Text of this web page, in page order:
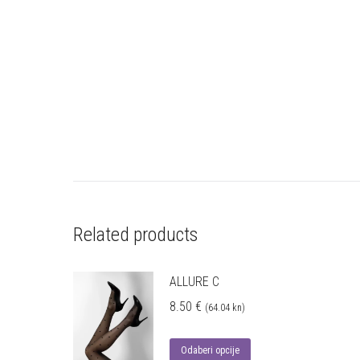
Related products
ALLURE C
8.50 € (64.04 kn)
Odaberi opcije